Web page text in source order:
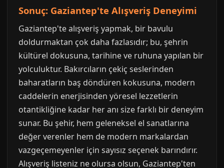
Sonuç: Gaziantep'te Alışveriş Deneyimi
Gaziantep'te alışveriş yapmak, bir bavulu
doldurmaktan çok daha fazlasıdır; bu, şehrin
kültürel dokusuna, tarihine ve ruhuna yapılan bir
yolculuktur. Bakırcıların çekiç seslerinden
baharatların baş döndüren kokusuna, modern
caddelerin enerjisinden yöresel lezzetlerin
otantikliğine kadar her anı size farklı bir deneyim
sunar. Bu şehir, hem geleneksel el sanatlarına
değer verenler hem de modern markalardan
vazgeçemeyenler için sayısız seçenek barındırır.
Alışveriş listeniz ne olursa olsun, Gaziantep'ten